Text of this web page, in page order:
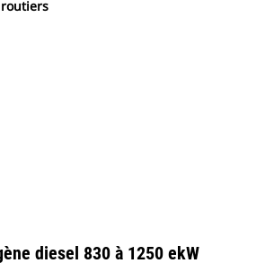
diesel 830 à 1250 ekW